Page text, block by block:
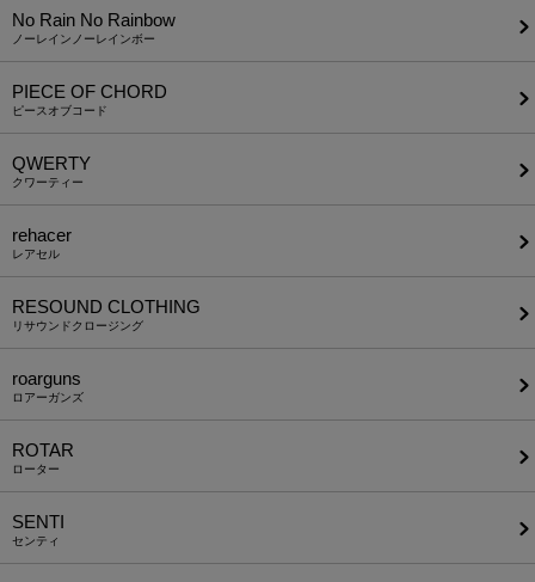
No Rain No Rainbow
ノーレインノーレインボー
PIECE OF CHORD
ピースオブコード
QWERTY
クワーティー
rehacer
レアセル
RESOUND CLOTHING
リサウンドクロージング
roarguns
ロアーガンズ
ROTAR
ローター
SENTI
センティ